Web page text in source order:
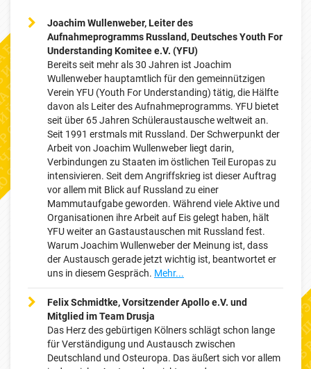
Joachim Wullenweber, Leiter des
Aufnahmeprogramms Russland, Deutsches Youth For
Understanding Komitee e.V. (YFU)
Bereits seit mehr als 30 Jahren ist Joachim
Wullenweber hauptamtlich für den gemeinnützigen
Verein YFU (Youth For Understanding) tätig, die Hälfte
davon als Leiter des Aufnahmeprogramms. YFU bietet
seit über 65 Jahren Schüleraustausche weltweit an.
Seit 1991 erstmals mit Russland. Der Schwerpunkt der
Arbeit von Joachim Wullenweber liegt darin,
Verbindungen zu Staaten im östlichen Teil Europas zu
intensivieren. Seit dem Angriffskrieg ist dieser Auftrag
vor allem mit Blick auf Russland zu einer
Mammutaufgabe geworden. Während viele Aktive und
Organisationen ihre Arbeit auf Eis gelegt haben, hält
YFU weiter an Gastaustauschen mit Russland fest.
Warum Joachim Wullenweber der Meinung ist, dass
der Austausch gerade jetzt wichtig ist, beantwortet er
uns in diesem Gespräch. Mehr...
Felix Schmidtke, Vorsitzender Apollo e.V. und
Mitglied im Team Drusja
Das Herz des gebürtigen Kölners schlägt schon lange
für Verständigung und Austausch zwischen
Deutschland und Osteuropa. Das äußert sich vor allem